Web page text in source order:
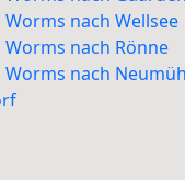
nach Wellsee
nach Rönne
Worms nach